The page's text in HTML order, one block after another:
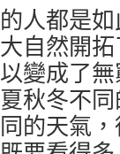
人都是
自然開
變成了
秋冬不
的天氣